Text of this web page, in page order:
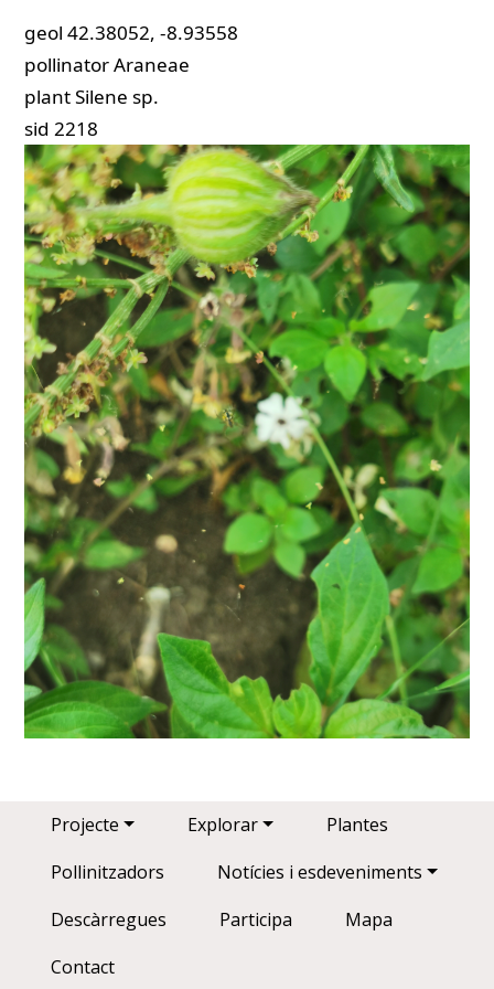
geol 42.38052, -8.93558
pollinatorAraneae
plantSilene sp.
sid 2218
Main navigation
Projecte Explorar
Plantes
Pollinitzadors
Notícies i esdeveniments
Descàrregues
Participa
Mapa
Contact